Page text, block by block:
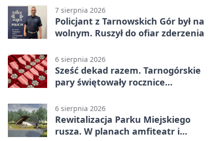
7 sierpnia 2026
Policjant z Tarnowskich Gór był na
wolnym. Ruszył do ofiar zderzenia
6 sierpnia 2026
Sześć dekad razem. Tarnogórskie
pary świętowały rocznice
6 sierpnia 2026
Rewitalizacja Parku Miejskiego
rusza. W planach amfiteatr i